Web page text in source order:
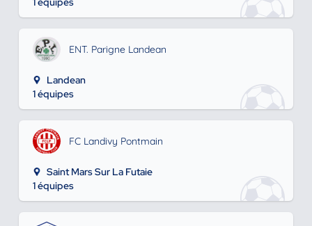
ENT. Parigne Landean
Landean
1 équipes
FC Landivy Pontmain
Saint Mars Sur La Futaie
1 équipes